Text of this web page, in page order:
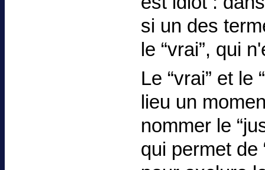
si un des
le “vrai”, qui
Le “vrai” et le
lieu un
nommer le
qui permet de